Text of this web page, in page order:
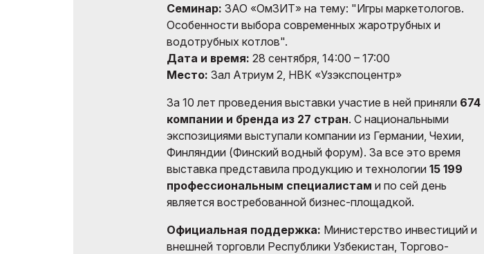
Семинар: ЗАО «ОмЗИТ» на тему: "Игры маркетологов.
Особенности выбора современных жаротрубных и
водотрубных котлов".
Дата и время: 28 сентября, 14:00 – 17:00
Место: Зал Атриум 2, НВК «Узэкспоцентр»
За 10 лет проведения выставки участие в ней приняли 674
компании и бренда из 27 стран. С национальными
экспозициями выступали компании из Германии, Чехии,
Финляндии (Финский водный форум). За все это время
выставка представила продукцию и технологии 15 199
профессиональным специалистам и по сей день
является востребованной бизнес-площадкой.
Официальная поддержка: Министерство инвестиций и
внешней торговли Республики Узбекистан, Торгово-